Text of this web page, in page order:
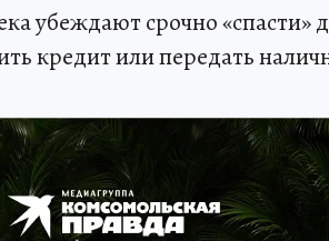
убеждают срочно «спасти»
кредит или передать